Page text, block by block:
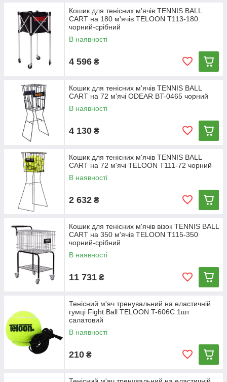
Кошик для тенісних м'ячів TENNIS BALL
CART на 180 м'ячів TELOON T113-180
чорний-срібний
В наявності
4 596 ₴
Кошик для тенісних м'ячів TENNIS BALL
CART на 72 м'ячі ODEAR BT-0465 чорний
В наявності
4 130 ₴
Кошик для тенісних м'ячів TENNIS BALL
CART на 72 м'ячі TELOON T111-72 чорний
В наявності
2 632 ₴
Кошик для тенісних м'ячів візок TENNIS BALL
CART на 350 м'ячів TELOON T115-350
чорний-срібний
В наявності
11 731 ₴
Тенісний м'яч тренувальний на еластичній
гумці Fight Ball TELOON T-606C 1шт
салатовий
В наявності
210 ₴